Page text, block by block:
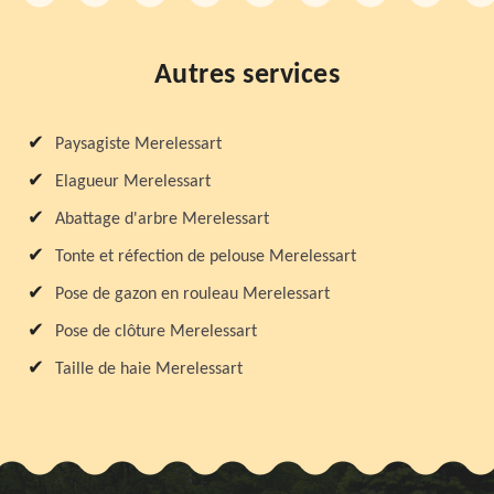
Autres services
Paysagiste Merelessart
Elagueur Merelessart
Abattage d'arbre Merelessart
Tonte et réfection de pelouse Merelessart
Pose de gazon en rouleau Merelessart
Pose de clôture Merelessart
Taille de haie Merelessart